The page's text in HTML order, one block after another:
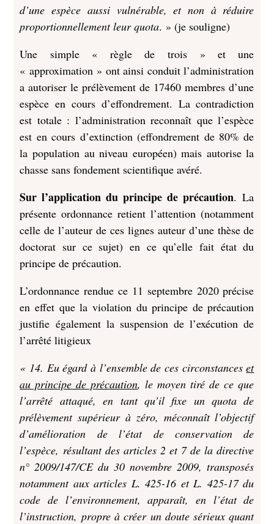
d’une espèce aussi vulnérable, et non à réduire
proportionnellement leur quota. » (je souligne)
Une simple « règle de trois » et une
« approximation » ont ainsi conduit l’administration
a autoriser le prélèvement de 17460 membres d’une
espèce en cours d’effondrement. La contradiction
est totale : l’administration reconnaît que l’espèce
est en cours d’extinction (effondrement de 80% de
la population au niveau européen) mais autorise la
chasse sans fondement scientifique avéré.
Sur l’application du principe de précaution. La
présente ordonnance retient l’attention (notamment
celle de l’auteur de ces lignes auteur d’une thèse de
doctorat sur ce sujet) en ce qu’elle fait état du
principe de précaution.
L’ordonnance rendue ce 11 septembre 2020 précise
en effet que la violation du principe de précaution
justifie également la suspension de l’exécution de
l’arrêté litigieux
« 14. Eu égard à l’ensemble de ces circonstanceset
au principe de précaution, le moyen tiré de ce que
l’arrêté attaqué, en tant qu’il fixe un quota de
prélèvement supérieur à zéro, méconnaît l’objectif
d’amélioration de l’état de conservation de
l’espèce, résultant des articles 2 et 7 de la directive
n° 2009/147/CE du 30 novembre 2009, transposés
notamment aux articles L. 425-16 et L. 425-17 du
code de l’environnement, apparaît, en l’état de
l’instruction, propre à créer un doute sérieux quant